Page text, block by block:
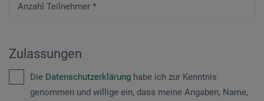
Anzahl Teilnehmer *
Zulassungen
Die Datenschutzerklärung habe ich zur Kenntnis
genommen und willige ein, dass meine Angaben, Name,